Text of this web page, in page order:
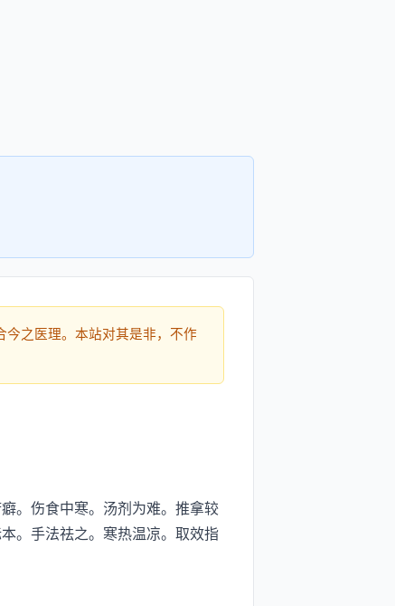
之医理。本站对其是非，不作
。伤食中寒。汤剂为难。推拿较
。手法祛之。寒热温凉。取效指